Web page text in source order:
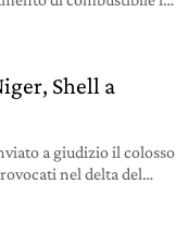
Shell a
a giudizio il colosso
nel delta del